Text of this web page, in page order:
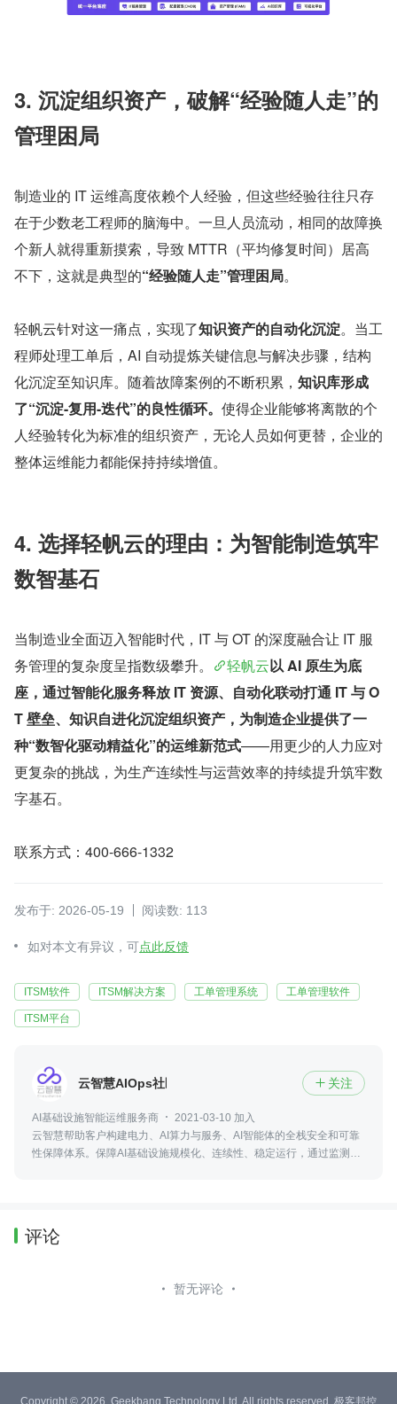
3. 沉淀组织资产，破解“经验随人走”的
管理困局
制造业的 IT 运维高度依赖个人经验，但这些经验往往只存
在于少数老工程师的脑海中。一旦人员流动，相同的故障换
个新人就得重新摸索，导致 MTTR（平均修复时间）居高
不下，这就是典型的“经验随人走”管理困局。
轻帆云针对这一痛点，实现了知识资产的自动化沉淀。当工
程师处理工单后，AI 自动提炼关键信息与解决步骤，结构
化沉淀至知识库。随着故障案例的不断积累， 知识库形成
了“沉淀-复用-迭代”的良性循环。 使得企业能够将离散的个
人经验转化为标准的组织资产，无论人员如何更替，企业的
整体运维能力都能保持持续增值。
4. 选择轻帆云的理由：为智能制造筑牢
数智基石
当制造业全面迈入智能时代，IT 与 OT 的深度融合让 IT 服
务管理的复杂度呈指数级攀升。
轻帆云以 AI 原生为底
座，通过智能化服务释放 IT 资源、自动化联动打通 IT 与 O
T 壁垒、知识自进化沉淀组织资产，为制造企业提供了一
种“数智化驱动精益化”的运维新范式——用更少的人力应对
更复杂的挑战，为生产连续性与运营效率的持续提升筑牢数
字基石。
联系方式：400-666-1332
发布于: 2026-05-19 阅读数: 113
如对本文有异议，可点此反馈
ITSM软件 ITSM解决方案 工单管理系统 工单管理软件
ITSM平台
云智慧AIOps社区  关注
AI基础设施智能运维服务商
2021-03-10 加入
云智慧帮助客户构建电力、AI算力与服务、AI智能体的全栈安全和可靠
性保障体系。保障AI基础设施规模化、连续性、稳定运行，通过监测、
评论
暂无评论
Copyright © 2026, Geekbang Technology Ltd. All rights reserved. 极客邦控